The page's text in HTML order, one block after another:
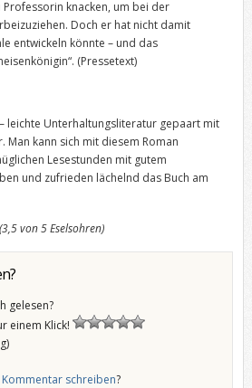
Professorin knacken, um bei der
Doch er hat nicht damit
entwickeln könnte – und das
(Pressetext)
leichte Unterhaltungsliteratur gepaart mit
Man kann sich mit diesem Roman
Lesestunden mit gutem
und zufrieden lächelnd das Buch am
(3,5 von 5 Eselsohren)
gelesen?
einem Klick!
Kommentar schreiben?